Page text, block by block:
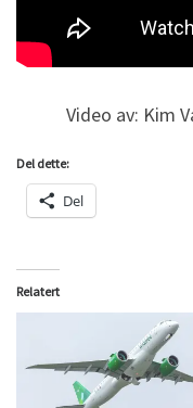
Video av: Kim
Del dette:
Del
Relatert